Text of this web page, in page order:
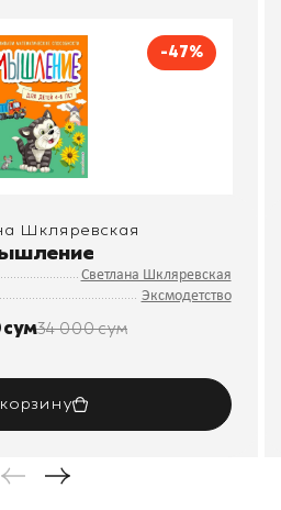
-47%
Шкляревская
Светлана Шкляревская
Эксмодетство
сум34 000 сум